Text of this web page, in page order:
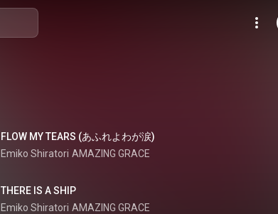
FLOW MY TEARS (あふれよわが涙)
Emiko Shiratori AMAZING GRACE
THERE IS A SHIP
Emiko Shiratori AMAZING GRACE